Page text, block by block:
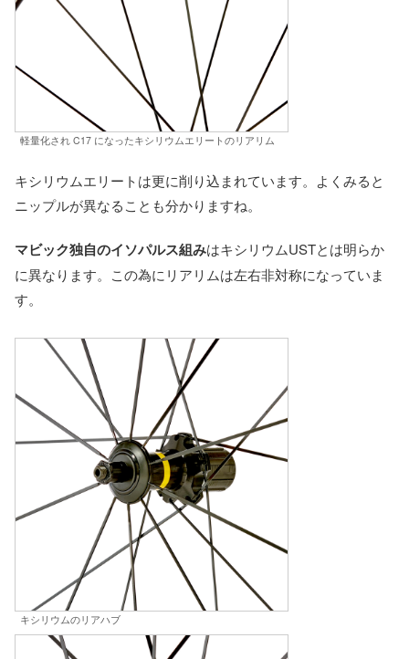
軽量化され C17 になったキシリウムエリートのリアリム
キシリウムエリートは更に削り込まれています。よくみると
ニップルが異なることも分かりますね。
マビック独自のイソパルス組みはキシリウムUSTとは明らか
に異なります。この為にリアリムは左右非対称になっていま
す。
キシリウムのリアハブ